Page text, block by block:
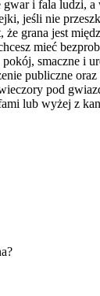
gwar i fala ludzi,
jeśli nie
że grana jest
mieć
smaczne i
publiczne oraz
pod
lub wyżej z